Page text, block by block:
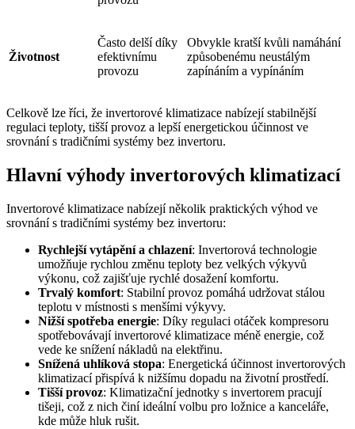
Životnost
Často delší díky
efektivnímu
provozu
Obvykle kratší kvůli namáhání
způsobenému neustálým
zapínáním a vypínáním
Celkově lze říci, že invertorové klimatizace nabízejí stabilnější
regulaci teploty, tišší provoz a lepší energetickou účinnost ve
srovnání s tradičními systémy bez invertoru.
Hlavní výhody invertorových klimatizací
Invertorové klimatizace nabízejí několik praktických výhod ve
srovnání s tradičními systémy bez invertoru:
Rychlejší vytápění a chlazení: Invertorová technologie
umožňuje rychlou změnu teploty bez velkých výkyvů
výkonu, což zajišťuje rychlé dosažení komfortu.
Trvalý komfort: Stabilní provoz pomáhá udržovat stálou
teplotu v místnosti s menšími výkyvy.
Nižší spotřeba energie: Díky regulaci otáček kompresoru
spotřebovávají invertorové klimatizace méně energie, což
vede ke snížení nákladů na elektřinu.
Snížená uhlíková stopa: Energetická účinnost invertorových
klimatizací přispívá k nižšímu dopadu na životní prostředí.
Tišší provoz: Klimatizační jednotky s invertorem pracují
tišeji, což z nich činí ideální volbu pro ložnice a kanceláře,
kde může hluk rušit.